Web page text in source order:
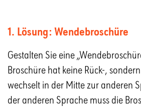
1. Lösung: Wendebroschüre
Gestalten Sie eine
Broschüre hat keine Rück-,
wechselt in der Mitte zur anderen
der anderen Sprache muss die